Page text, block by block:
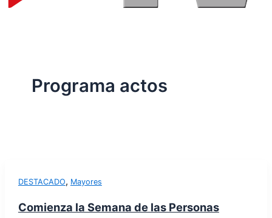
Programa actos
DESTACADO, Mayores
Comienza la Semana de las Personas